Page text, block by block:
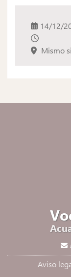
14/12/
Mismo
Aviso